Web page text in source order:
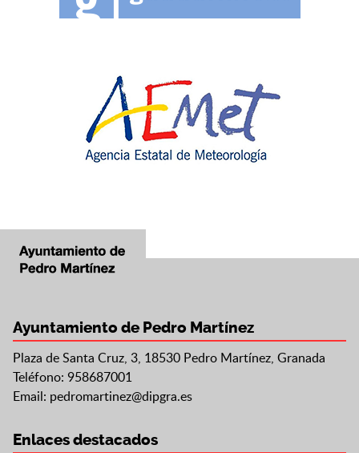
Ayuntamiento de Pedro Martínez
Plaza de Santa Cruz, 3, 18530 Pedro Martínez, Granada
Teléfono: 958687001
Email: pedromartinez@dipgra.es
Enlaces destacados